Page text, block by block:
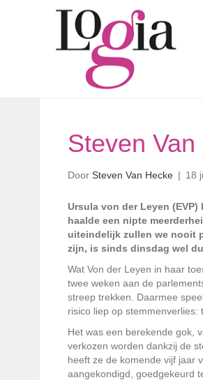
Steven Van
Door Steven Van Hecke | 18
Ursula von der Leyen
haalde een nipte
uiteindelijk zullen we nooit
zijn, is sinds dinsdag wel
Wat Von der Leyen in haar
twee weken aan de
streep trekken. Daarmee
risico liep op stemmenverlies:
Het was een berekende gok,
verkozen worden dankzij de
heeft ze de komende vijf jaar
aangekondigd, goedgekeurd